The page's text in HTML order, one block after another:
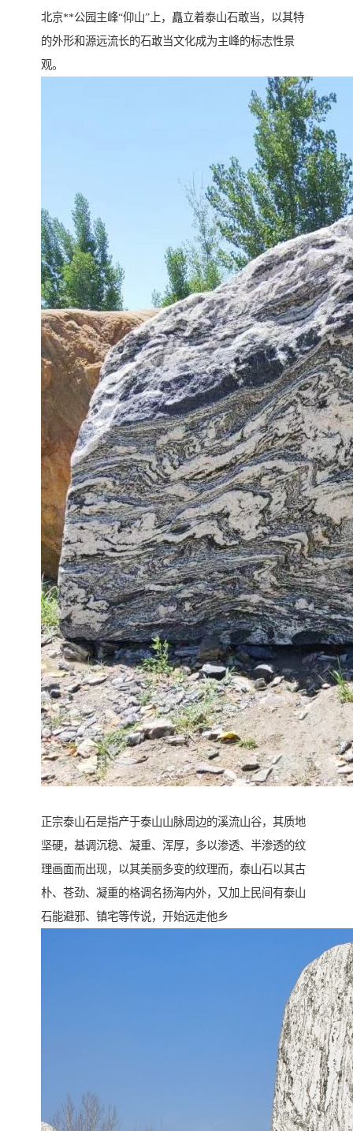
北京**公园主峰“仰山”上，矗立着泰山石敢当，以其特
的外形和源远流长的石敢当文化成为主峰的标志性景
观。
正宗泰山石是指产于泰山山脉周边的溪流山谷，其质地
坚硬，基调沉稳、凝重、浑厚，多以渗透、半渗透的纹
理画面而出现，以其美丽多变的纹理而，泰山石以其古
朴、苍劲、凝重的格调名扬海内外，又加上民间有泰山
石能避邪、镇宅等传说，开始远走他乡